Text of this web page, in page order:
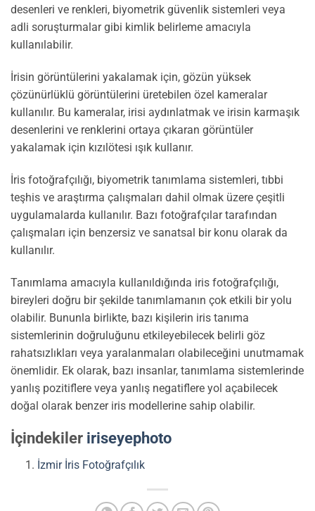
desenleri ve renkleri, biyometrik güvenlik sistemleri veya
adli soruşturmalar gibi kimlik belirleme amacıyla
kullanılabilir.
İrisin görüntülerini yakalamak için, gözün yüksek
çözünürlüklü görüntülerini üretebilen özel kameralar
kullanılır. Bu kameralar, irisi aydınlatmak ve irisin karmaşık
desenlerini ve renklerini ortaya çıkaran görüntüler
yakalamak için kızılötesi ışık kullanır.
İris fotoğrafçılığı, biyometrik tanımlama sistemleri, tıbbi
teşhis ve araştırma çalışmaları dahil olmak üzere çeşitli
uygulamalarda kullanılır. Bazı fotoğrafçılar tarafından
çalışmaları için benzersiz ve sanatsal bir konu olarak da
kullanılır.
Tanımlama amacıyla kullanıldığında iris fotoğrafçılığı,
bireyleri doğru bir şekilde tanımlamanın çok etkili bir yolu
olabilir. Bununla birlikte, bazı kişilerin iris tanıma
sistemlerinin doğruluğunu etkileyebilecek belirli göz
rahatsızlıkları veya yaralanmaları olabileceğini unutmamak
önemlidir. Ek olarak, bazı insanlar, tanımlama sistemlerinde
yanlış pozitiflere veya yanlış negatiflere yol açabilecek
doğal olarak benzer iris modellerine sahip olabilir.
İçindekiler iriseyephoto
İzmir İris Fotoğrafçılık